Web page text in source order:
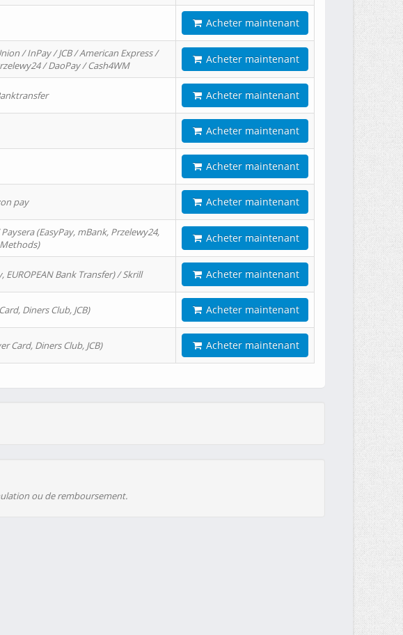
Acheter maintenant
/ InPay / JCB / American Express /
/ DaoPay / Cash4WM
Acheter maintenant
Acheter maintenant
Acheter maintenant
Acheter maintenant
pay Acheter maintenant
Paysera (EasyPay, mBank, Przelewy24,
Acheter maintenant
Bank Transfer) / Skrill Acheter maintenant
Diners Club, JCB) Acheter maintenant
Card, Diners Club, JCB) Acheter maintenant
ou de remboursement.